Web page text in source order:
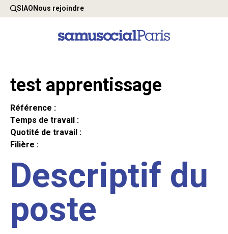
SIAONous rejoindre
test apprentissage
Référence :
Temps de travail :
Quotité de travail :
Filière :
Descriptif du
poste